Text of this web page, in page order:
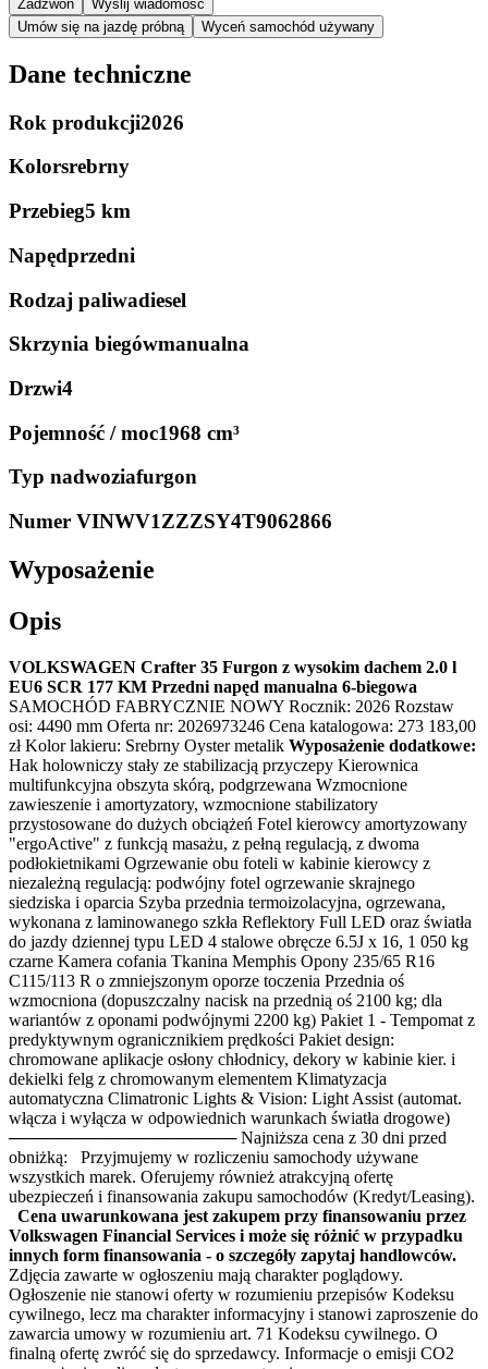
Zadzwoń
Wyślij wiadomość
Umów się na jazdę próbną
Wyceń samochód używany
Dane techniczne
Rok produkcji2026
Kolorsrebrny
Przebieg5 km
Napędprzedni
Rodzaj paliwadiesel
Skrzynia biegówmanualna
Drzwi4
Pojemność / moc1968 cm³
Typ nadwoziafurgon
Numer VINWV1ZZZSY4T9062866
Wyposażenie
Opis
VOLKSWAGEN Crafter 35 Furgon z wysokim dachem 2.0 l
EU6 SCR 177 KM Przedni napęd manualna 6-biegowa
SAMOCHÓD FABRYCZNIE NOWY Rocznik: 2026 Rozstaw
osi: 4490 mm Oferta nr: 2026973246 Cena katalogowa: 273 183,00
zł Kolor lakieru: Srebrny Oyster metalik Wyposażenie dodatkowe:
Hak holowniczy stały ze stabilizacją przyczepy Kierownica
multifunkcyjna obszyta skórą, podgrzewana Wzmocnione
zawieszenie i amortyzatory, wzmocnione stabilizatory
przystosowane do dużych obciążeń Fotel kierowcy amortyzowany
"ergoActive" z funkcją masażu, z pełną regulacją, z dwoma
podłokietnikami Ogrzewanie obu foteli w kabinie kierowcy z
niezależną regulacją: podwójny fotel ogrzewanie skrajnego
siedziska i oparcia Szyba przednia termoizolacyjna, ogrzewana,
wykonana z laminowanego szkła Reflektory Full LED oraz światła
do jazdy dziennej typu LED 4 stalowe obręcze 6.5J x 16, 1 050 kg
czarne Kamera cofania Tkanina Memphis Opony 235/65 R16
C115/113 R o zmniejszonym oporze toczenia Przednia oś
wzmocniona (dopuszczalny nacisk na przednią oś 2100 kg; dla
wariantów z oponami podwójnymi 2200 kg) Pakiet 1 - Tempomat z
predyktywnym ogranicznikiem prędkości Pakiet design:
chromowane aplikacje osłony chłodnicy, dekory w kabinie kier. i
dekielki felg z chromowanym elementem Klimatyzacja
automatyczna Climatronic Lights & Vision: Light Assist (automat.
włącza i wyłącza w odpowiednich warunkach światła drogowe)
─────────────────── Najniższa cena z 30 dni przed
obniżką: Przyjmujemy w rozliczeniu samochody używane
wszystkich marek. Oferujemy również atrakcyjną ofertę
ubezpieczeń i finansowania zakupu samochodów (Kredyt/Leasing).
Cena uwarunkowana jest zakupem przy finansowaniu przez
Volkswagen Financial Services i może się różnić w przypadku
innych form finansowania - o szczegóły zapytaj handlowców.
Zdjęcia zawarte w ogłoszeniu mają charakter poglądowy.
Ogłoszenie nie stanowi oferty w rozumieniu przepisów Kodeksu
cywilnego, lecz ma charakter informacyjny i stanowi zaproszenie do
zawarcia umowy w rozumieniu art. 71 Kodeksu cywilnego. O
finalną ofertę zwróć się do sprzedawcy. Informacje o emisji CO2